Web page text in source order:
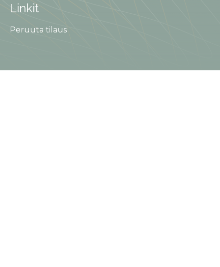
Linkit
Peruuta tilaus